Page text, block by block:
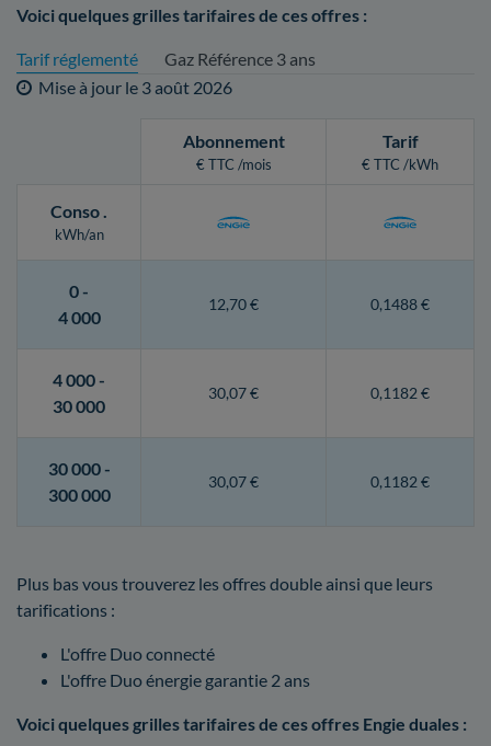
Voici quelques grilles tarifaires de ces offres :
Tarif réglementé
Gaz Référence 3 ans
Mise à jour le 3 août 2026
Abonnement
€ TTC /mois
Tarif
€ TTC /kWh
Conso.
kWh/an
0 -
4 000
12,70 € 0,1488 €
4 000 -
30 000
30,07 € 0,1182 €
30 000 -
300 000
30,07 € 0,1182 €
Plus bas vous trouverez les offres double ainsi que leurs
tarifications :
L'offre Duo connecté
L'offre Duo énergie garantie 2 ans
Voici quelques grilles tarifaires de ces offres Engie duales :